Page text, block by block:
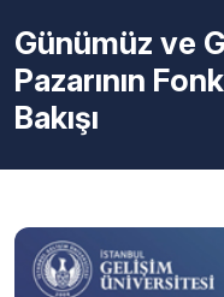
Akademik Takvim
Günümüz ve
Pazarının
Bakışı